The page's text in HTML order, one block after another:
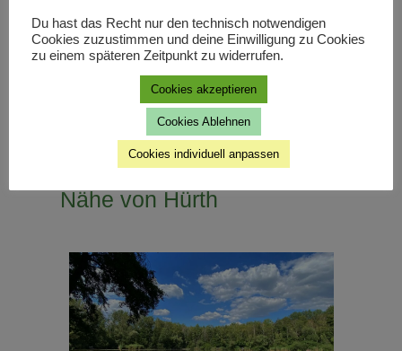
Nähe von Hürth
Du hast das Recht nur den technisch notwendigen
Cookies zuzustimmen und deine Einwilligung zu Cookies
zu einem späteren Zeitpunkt zu widerrufen.
Cookies akzeptieren
Cookies Ablehnen
Cookies individuell anpassen